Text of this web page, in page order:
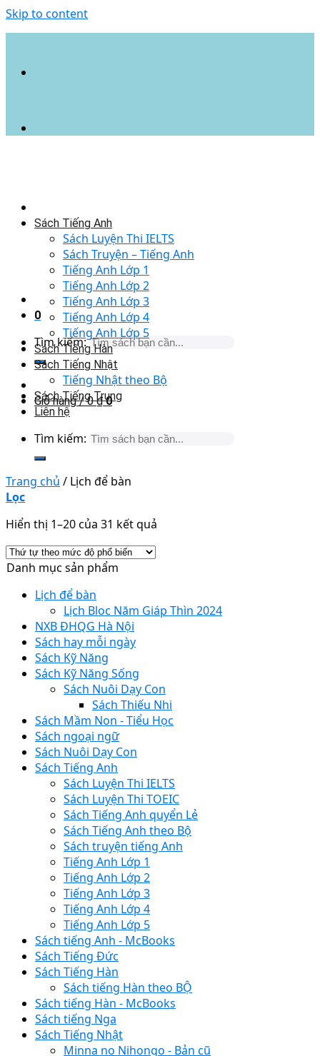
Skip to content
0
Tìm kiếm:
Giỏ hàng /0₫ 0
Sách Tiếng Anh
Sách Luyện Thi IELTS
Sách Truyện – Tiếng Anh
Tiếng Anh Lớp 1
Tiếng Anh Lớp 2
Tiếng Anh Lớp 3
Tiếng Anh Lớp 4
Tiếng Anh Lớp 5
Sách Tiếng Hàn
Sách Tiếng Nhật
Tiếng Nhật theo Bộ
Sách Tiếng Trung
Liên hệ
Tìm kiếm:
Trang chủ / Lịch để bàn
Lọc
Hiển thị 1–20 của 31 kết quả
Danh mục sản phẩm
Lịch để bàn
Lịch Bloc Năm Giáp Thìn 2024
NXB ĐHQG Hà Nội
Sách hay mỗi ngày
Sách Kỹ Năng
Sách Kỹ Năng Sống
Sách Nuôi Dạy Con
Sách Thiếu Nhi
Sách Mầm Non - Tiểu Học
Sách ngoại ngữ
Sách Nuôi Dạy Con
Sách Tiếng Anh
Sách Luyện Thi IELTS
Sách Luyện Thi TOEIC
Sách Tiếng Anh quyển Lẻ
Sách Tiếng Anh theo Bộ
Sách truyện tiếng Anh
Tiếng Anh Lớp 1
Tiếng Anh Lớp 2
Tiếng Anh Lớp 3
Tiếng Anh Lớp 4
Tiếng Anh Lớp 5
Sách tiếng Anh - McBooks
Sách Tiếng Đức
Sách Tiếng Hàn
Sách tiếng Hàn theo BỘ
Sách tiếng Hàn - McBooks
Sách tiếng Nga
Sách Tiếng Nhật
Minna no Nihongo - Bản cũ